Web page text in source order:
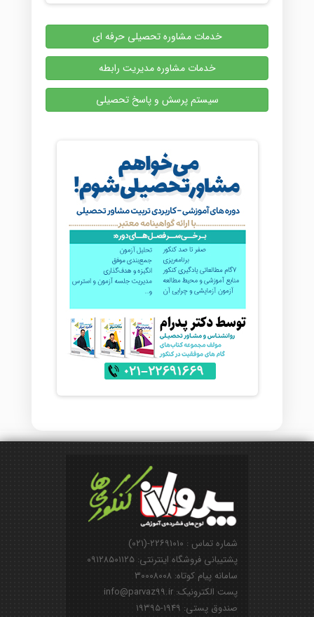
خدمات مشاوره تحصیلی حرفه ای
خدمات مشاوره مدیریت رابطه
سیستم پرسش و پاسخ تحصیلی
شماره تماس : ۲۲۶۹۱۰۱۰-(۰۲۱)
پشتیبانی فروشگاه اینترنتی: ۰۹۱۲۸۵۰۱۱۲۵
سامانه پیام کوتاه: ۳۰۰۰۸۰۰۸
پست الکترونیک: info@parvaz99.ir
صندوق پستی: ۱۹۴۹-۱۹۳۹۵